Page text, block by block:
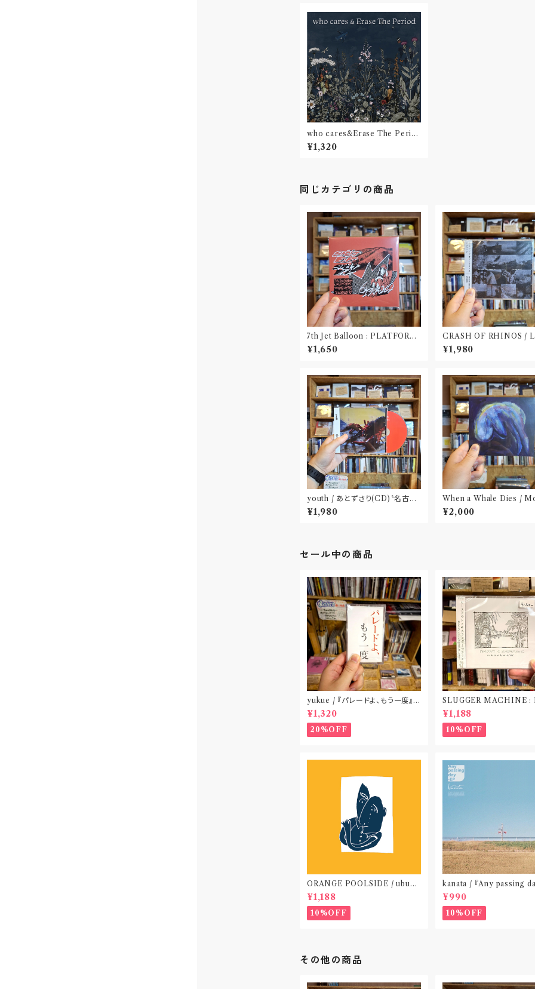
who cares&Erase The Perio
d / who cares&Erase The Pe
riod Split
¥1,320
同じカテゴリの商品
7th Jet Balloon : PLATFORM
SPLIT EP(CD)〝長野〟×〝大阪〟
¥1,650
CRASH OF RHINOS /
OOK(CD)
¥1,980
youth / あとずさり(CD)〝名古
屋〟
¥1,980
When a Whale Dies /
ick(CD)
¥2,000
セール中の商品
yukue / 『パレードよ、もう一度』
(TAPE)
¥1,320
20%OFF
SLUGGER MACHINE :
CE OUT! / we die if we
t do “DIG”(SPLIT CD)〝
札幌〟
¥1,188
10%OFF
ORANGE POOLSIDE / ubu
(CD作品)〝神奈川・厚木〟
¥1,188
10%OFF
kanata / 『Any passing
P』(CD作品)〝東京〟
¥990
10%OFF
その他の商品